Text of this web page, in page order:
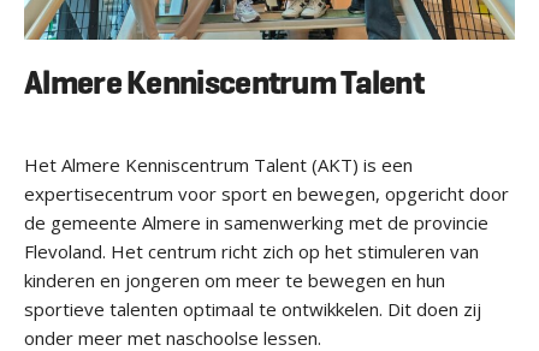
Almere Kenniscentrum Talent
Het Almere Kenniscentrum Talent (AKT) is een
expertisecentrum voor sport en bewegen, opgericht door
de gemeente Almere in samenwerking met de provincie
Flevoland. Het centrum richt zich op het stimuleren van
kinderen en jongeren om meer te bewegen en hun
sportieve talenten optimaal te ontwikkelen. Dit doen zij
onder meer met naschoolse lessen.